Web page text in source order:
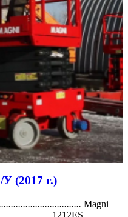
(2017 г.)
Magni
1212ES